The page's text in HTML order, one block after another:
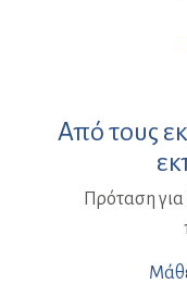
Από τους
Πρόταση